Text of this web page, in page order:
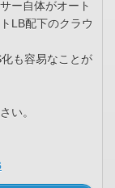
ー自体がオート
LB配下のクラウ
も容易なことが
い。